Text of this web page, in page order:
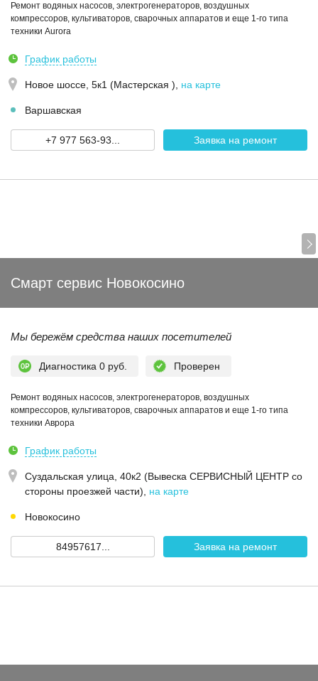
Ремонт водяных насосов, электрогенераторов, воздушных
компрессоров, культиваторов, сварочных аппаратов и еще 1-го типа
техники Aurora
График работы
Новое шоссе, 5к1 (Мастерская ) на карте
Варшавская
+7 977 563-93... Заявка на ремонт
Смарт сервис Новокосино
Мы бережём средства наших посетителей
Диагностика 0 руб. Проверен
Ремонт водяных насосов, электрогенераторов, воздушных
компрессоров, культиваторов, сварочных аппаратов и еще 1-го типа
техники Аврора
График работы
Суздальская улица, 40к2 (Вывеска СЕРВИСНЫЙ ЦЕНТР со
стороны проезжей части)
на карте
Новокосино
84957617... Заявка на ремонт